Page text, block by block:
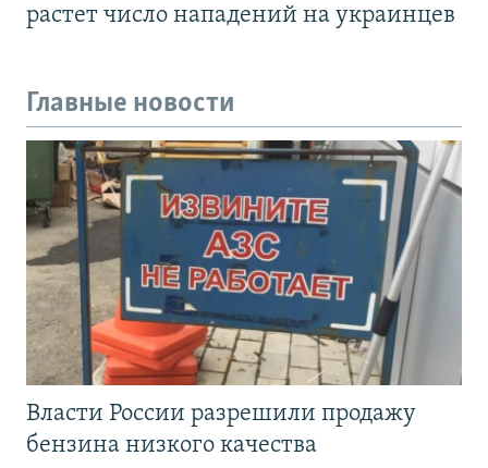
растет число нападений на украинцев
Главные новости
Власти России разрешили продажу
бензина низкого качества